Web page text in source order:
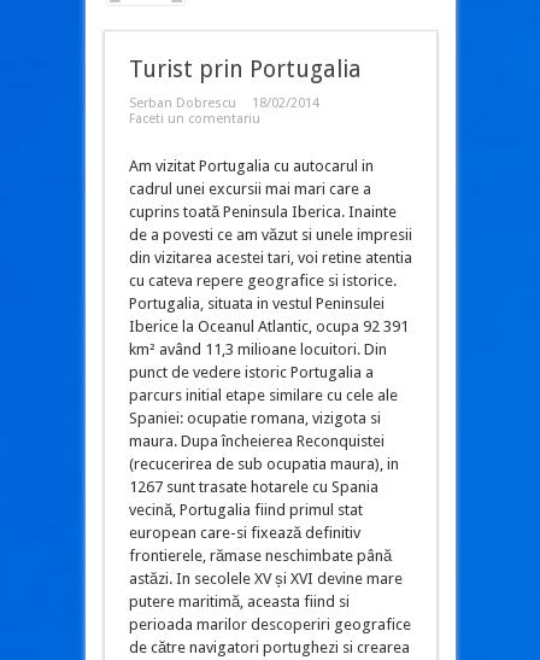
Turist prin Portugalia
Serban Dobrescu
18/02/2014
Faceti un comentariu
Am vizitat Portugalia cu autocarul in
cadrul unei excursii mai mari care a
cuprins toată Peninsula Iberica. Inainte
de a povesti ce am văzut si unele impresii
din vizitarea acestei tari, voi retine atentia
cu cateva repere geografice si istorice.
Portugalia, situata in vestul Peninsulei
Iberice la Oceanul Atlantic, ocupa 92 391
km² având 11,3 milioane locuitori. Din
punct de vedere istoric Portugalia a
parcurs initial etape similare cu cele ale
Spaniei: ocupatie romana, vizigota si
maura. Dupa încheierea Reconquistei
(recucerirea de sub ocupatia maura), in
1267 sunt trasate hotarele cu Spania
vecină, Portugalia fiind primul stat
european care-si fixează definitiv
frontierele, rămase neschimbate până
astăzi. In secolele XV și XVI devine mare
putere maritimă, aceasta fiind si
perioada marilor descoperiri geografice
de către navigatori portughezi si crearea